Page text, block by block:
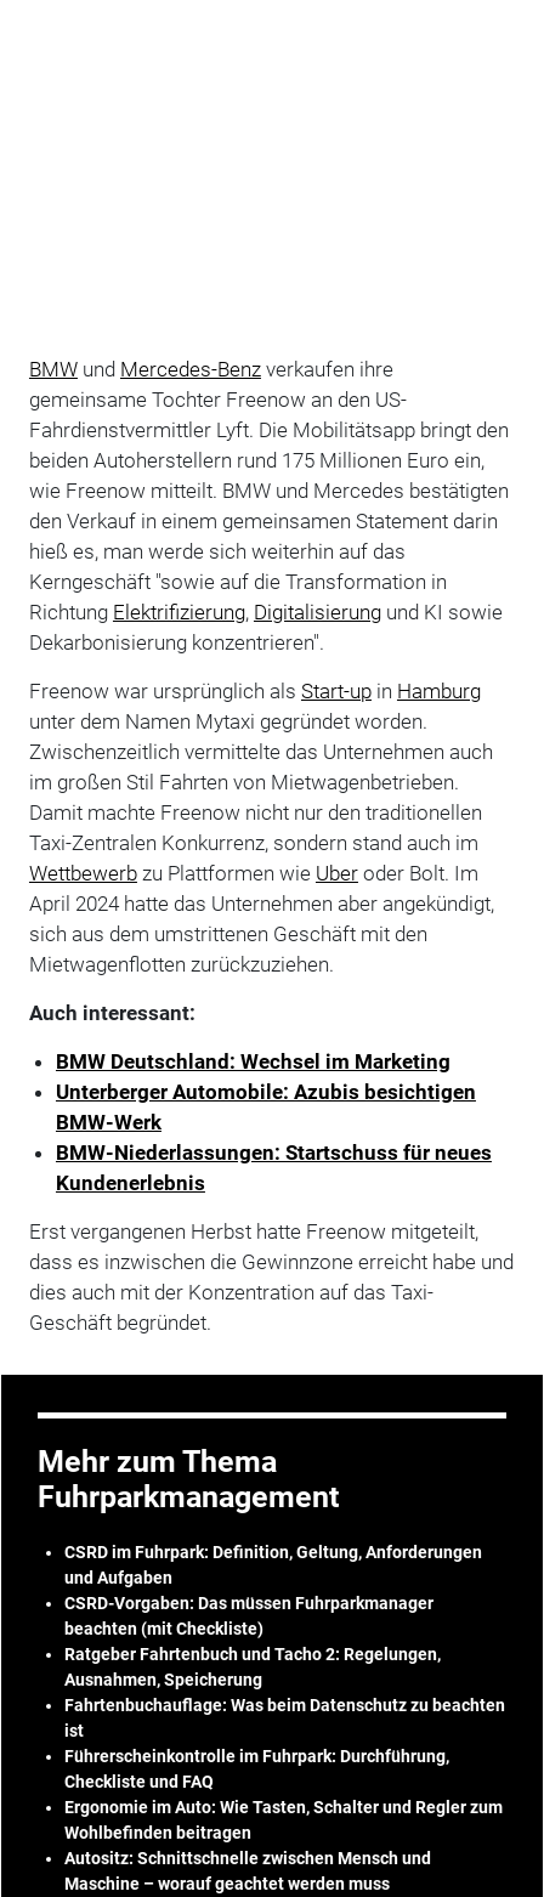
BMWund Mercedes-Benzverkaufen ihre
gemeinsame Tochter Freenow an den US-
Fahrdienstvermittler Lyft. Die Mobilitätsapp bringt den
beiden Autoherstellern rund 175 Millionen Euro ein,
wie Freenow mitteilt. BMW und Mercedes bestätigten
den Verkauf in einem gemeinsamen Statement darin
hieß es, man werde sich weiterhin auf das
Kerngeschäft "sowie auf die Transformation in
Richtung Elektrifizierung, Digitalisierungund KI sowie
Dekarbonisierung konzentrieren".
Freenow war ursprünglich als Start-upin Hamburg
unter dem Namen Mytaxi gegründet worden.
Zwischenzeitlich vermittelte das Unternehmen auch
im großen Stil Fahrten von Mietwagenbetrieben.
Damit machte Freenow nicht nur den traditionellen
Taxi-Zentralen Konkurrenz, sondern stand auch im
Wettbewerbzu Plattformen wie Uberoder Bolt. Im
April 2024 hatte das Unternehmen aber angekündigt,
sich aus dem umstrittenen Geschäft mit den
Mietwagenflotten zurückzuziehen.
Auch interessant:
BMW Deutschland: Wechsel im Marketing
Unterberger Automobile: Azubis besichtigen
BMW-Werk
BMW-Niederlassungen: Startschuss für neues
Kundenerlebnis
Erst vergangenen Herbst hatte Freenow mitgeteilt,
dass es inzwischen die Gewinnzone erreicht habe und
dies auch mit der Konzentration auf das Taxi-
Geschäft begründet.
Mehr zum Thema
Fuhrparkmanagement
CSRD im Fuhrpark: Definition, Geltung, Anforderungen
und Aufgaben
CSRD-Vorgaben: Das müssen Fuhrparkmanager
beachten (mit Checkliste)
Ratgeber Fahrtenbuch und Tacho 2: Regelungen,
Ausnahmen, Speicherung
Fahrtenbuchauflage: Was beim Datenschutz zu beachten
ist
Führerscheinkontrolle im Fuhrpark: Durchführung,
Checkliste und FAQ
Ergonomie im Auto: Wie Tasten, Schalter und Regler zum
Wohlbefinden beitragen
Autositz: Schnittschnelle zwischen Mensch und
Maschine – worauf geachtet werden muss